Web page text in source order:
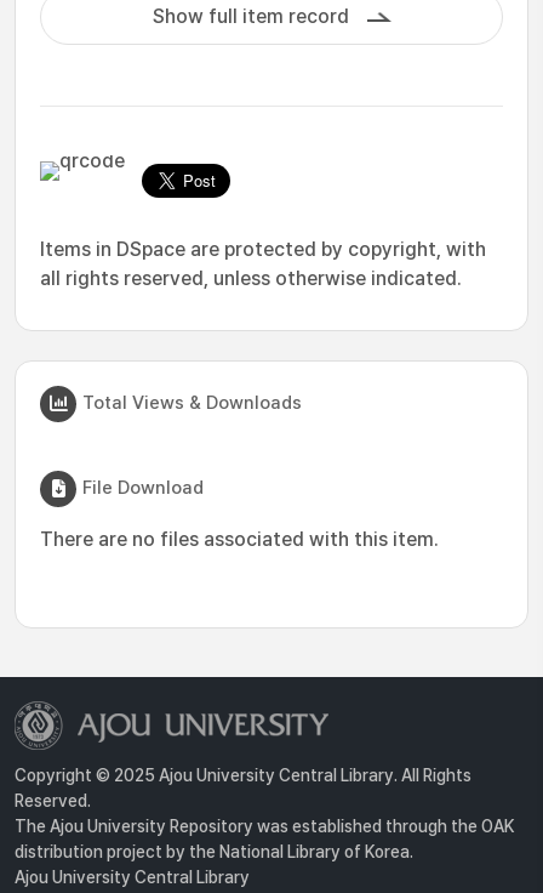
Show full item record
Items in DSpace are protected by copyright, with
all rights reserved, unless otherwise indicated.
Total Views & Downloads
File Download
There are no files associated with this item.
Copyright © 2025 Ajou University Central Library. All Rights
Reserved.
The Ajou University Repository was established through the OAK
distribution project by the National Library of Korea.
Ajou University Central Library